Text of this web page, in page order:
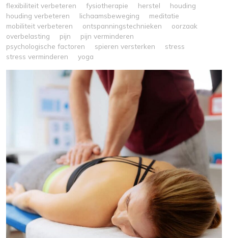
flexibiliteit verbeteren
fysiotherapie herstel
houding
houding verbeteren
lichaamsbeweging
meditatie
mobiliteit verbeteren
ontspanningstechnieken
oorzaak
overbelasting
pijn
pijn verminderen
psychologische factoren
spieren versterken
stress
stress verminderen
yoga